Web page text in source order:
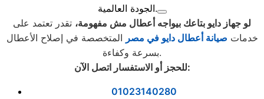
الجودة العالمية.
لو جهاز دايو بتاعك بيواجه أعطال مش مفهومة، تقدر تعتمد على
خدمات صيانة أعطال دايو في مصر المتخصصة في إصلاح الأعطال
بسرعة وكفاءة.
للحجز أو الاستفسار اتصل الآن:
01023140280